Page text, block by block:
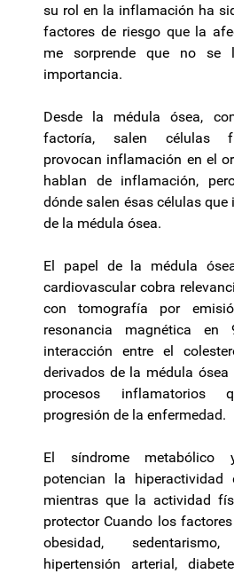
su rol en la inflamación ha
factores de riesgo que la
me sorprende que no se
importancia.
Desde la médula ósea,
factoría, salen células
provocan inflamación en el
hablan de inflamación,
dónde salen ésas células
de la médula ósea.
El papel de la médula
cardiovascular cobra
con tomografía por
resonancia magnética en
interacción entre el
derivados de la médula ósea
procesos inflamatorios
progresión de la enfermedad.
El síndrome metabólico
potencian la
mientras que la actividad
protector Cuando los
obesidad,
hipertensión arterial,